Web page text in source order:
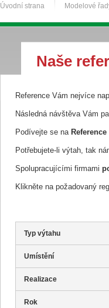
Úvodní strana Modelové
Naše
Reference Vám nejvíce
Následná návštěva Vám
Podívejte se na Reference
Potřebujete-li výtah, tak
Spolupracujícími firmami
Klikněte na požadovaný
Typ výtahu
Umístění
Realizace
Rok